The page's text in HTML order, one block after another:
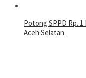
Potong SPPD Rp.
Aceh Selatan